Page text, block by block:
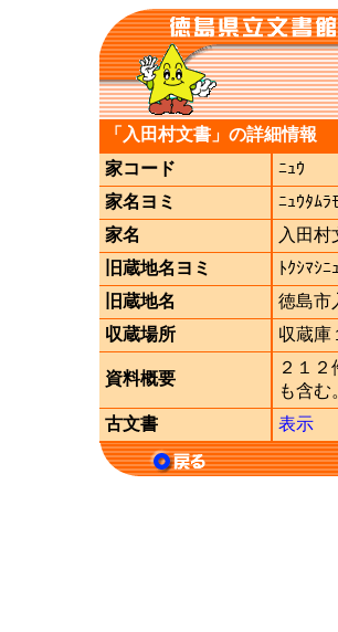
「入田村文書」の詳細情報
家コード
ﾆｭｳ
家名ヨミ
ﾆｭｳﾀﾑﾗ
家名
入田村
旧蔵地名ヨミ
ﾄｸｼﾏｼﾆ
旧蔵地名
徳島市
収蔵場所
収蔵庫
資料概要
２１
も含
古文書
表示